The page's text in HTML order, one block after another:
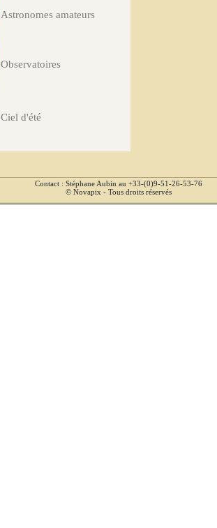
Astronomes amateurs
Observatoires
Ciel d'été
Contact : Stéphane Aubin au +33-(0)9-51-26-53-76
© Novapix - Tous droits réservés